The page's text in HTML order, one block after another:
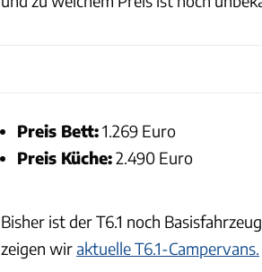
Preis Bett:1.269 Euro
Preis Küche:2.490 Euro
Bisher ist der T6.1 noch
zeigen wiraktuelle T6.1-Campervans.